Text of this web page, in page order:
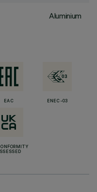
Aluminium
EAC ENEC-03